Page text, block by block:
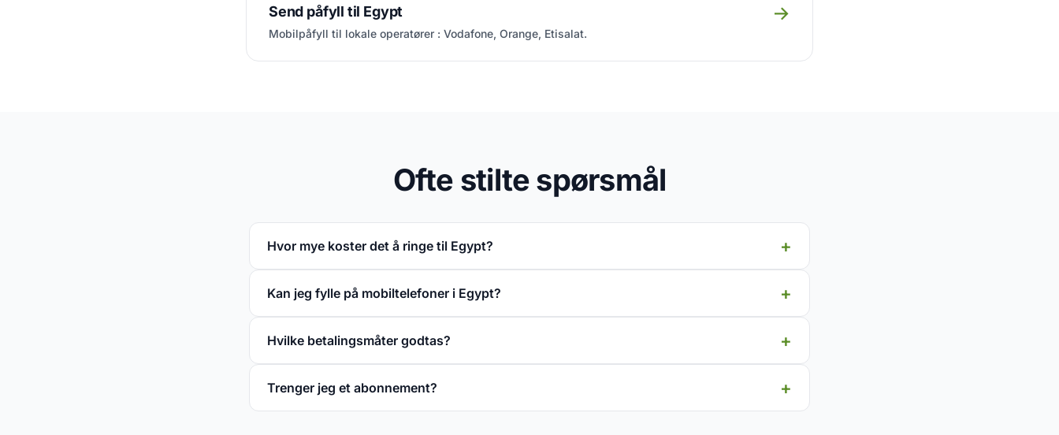
Send påfyll til Egypt
Mobilpåfyll til lokale operatører : Vodafone, Orange, Etisalat.
→
Ofte stilte spørsmål
Hvor mye koster det å ringe til Egypt?
Kan jeg fylle på mobiltelefoner i Egypt?
Hvilke betalingsmåter godtas?
Trenger jeg et abonnement?